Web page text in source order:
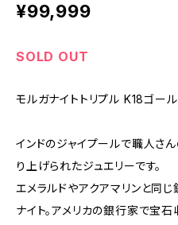
¥99,999
SOLD OUT
モルガナイトトリプル K18ゴー
インドのジャイプールで職人さ
り上げられたジュエリーです。
エメラルドやアクアマリンと同
ナイト。アメリカの銀行家で宝